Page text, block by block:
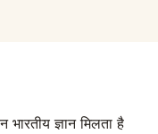
भारतीय ज्ञान मिलता है